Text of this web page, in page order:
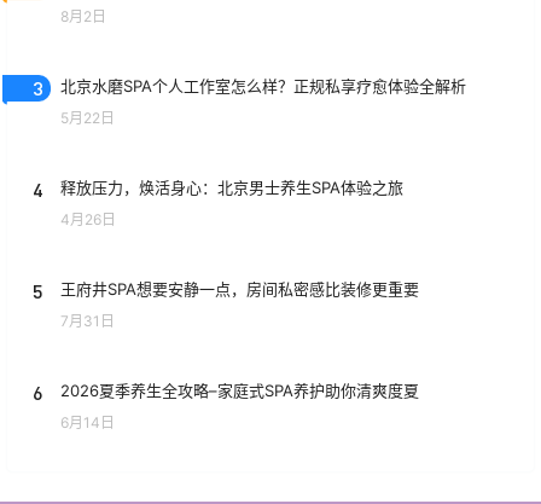
8月2日
3 北京水磨SPA个人工作室怎么样？正规私享疗愈体验全解析
5月22日
4 释放压力，焕活身心：北京男士养生SPA体验之旅
4月26日
5 王府井SPA想要安静一点，房间私密感比装修更重要
7月31日
6 2026夏季养生全攻略–家庭式SPA养护助你清爽度夏
6月14日